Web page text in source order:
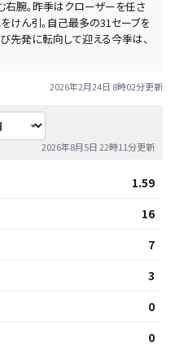
右腕。昨季はクローザーを任さ
けん引。自己最多の31セーブを
先発に転向して迎える今季は、
2026年2月24日 8時02分更新
2026年8月5日 22時11分更新
1.59
16
7
3
0
0